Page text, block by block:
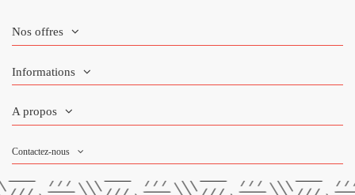
Nos offres
Informations
A propos
Contactez-nous